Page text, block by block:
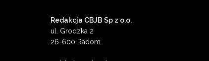
Redakcja CBJB Sp z o.o.
ul. Grodzka 2
26-600 Radom